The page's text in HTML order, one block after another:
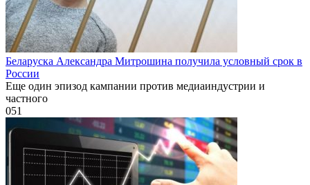
Беларуска Александра Митрошина получила условный срок в
России
Еще один эпизод кампании против медиаиндустрии и
частного
051